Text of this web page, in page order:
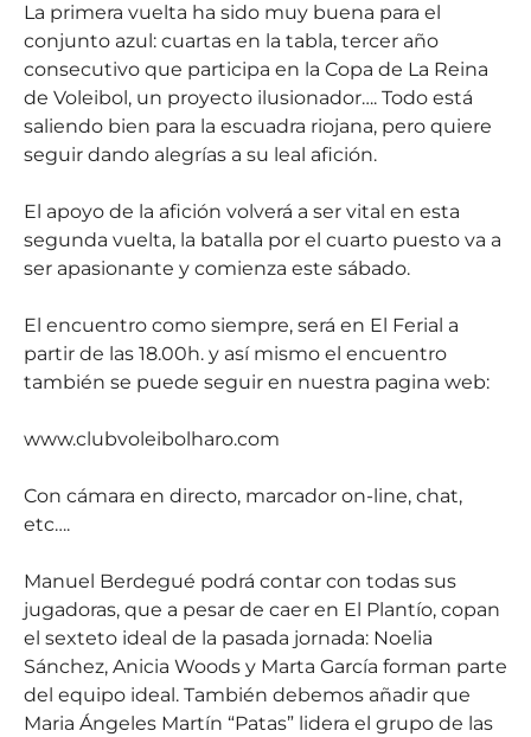
La primera vuelta ha sido muy buena para el
conjunto azul: cuartas en la tabla, tercer año
consecutivo que participa en la Copa de La Reina
de Voleibol, un proyecto ilusionador…. Todo está
saliendo bien para la escuadra riojana, pero quiere
seguir dando alegrías a su leal afición.
El apoyo de la afición volverá a ser vital en esta
segunda vuelta, la batalla por el cuarto puesto va a
ser apasionante y comienza este sábado.
El encuentro como siempre, será en El Ferial a
partir de las 18.00h. y así mismo el encuentro
también se puede seguir en nuestra pagina web:
www.clubvoleibolharo.com
Con cámara en directo, marcador on-line, chat,
etc….
Manuel Berdegué podrá contar con todas sus
jugadoras, que a pesar de caer en El Plantío, copan
el sexteto ideal de la pasada jornada: Noelia
Sánchez, Anicia Woods y Marta García forman parte
del equipo ideal. También debemos añadir que
Maria Ángeles Martín “Patas” lidera el grupo de las